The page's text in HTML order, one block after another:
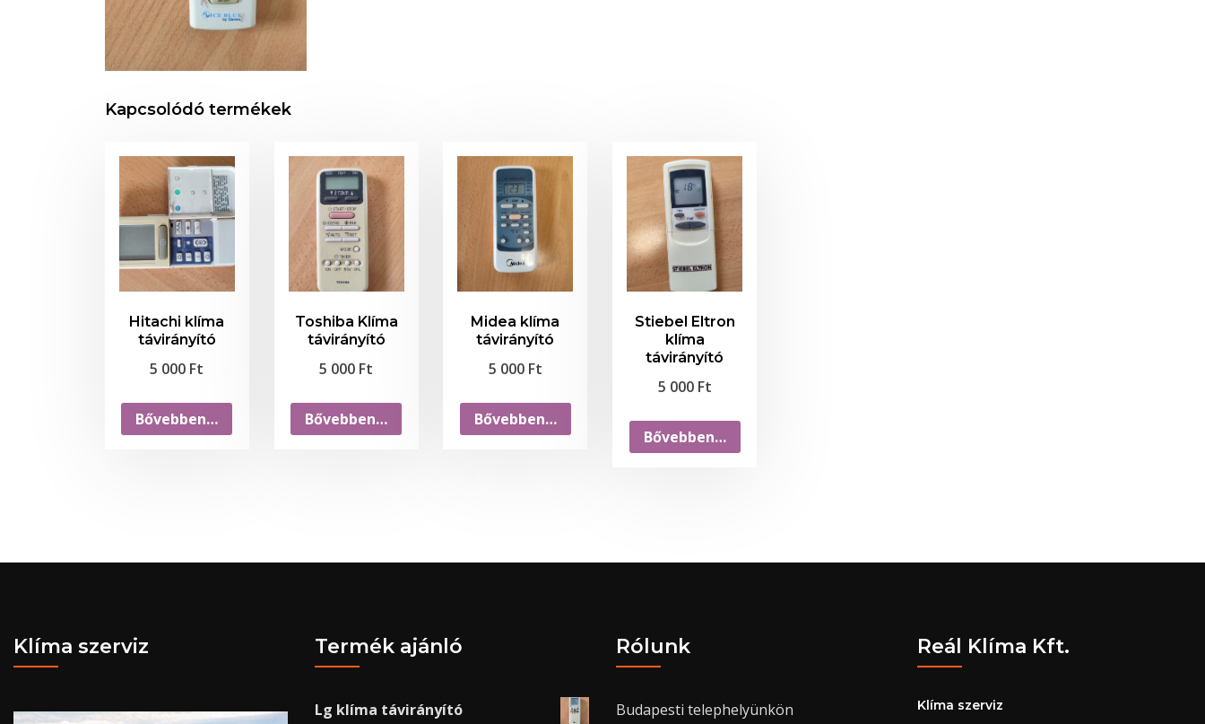
Kapcsolódó termékek
Hitachi klíma
távirányító
5 000 Ft
Bővebben…
Toshiba Klíma
távirányító
5 000 Ft
Bővebben…
Midea klíma
távirányító
5 000 Ft
Bővebben…
Stiebel Eltron
klíma
távirányító
5 000 Ft
Bővebben…
Klíma szerviz Termék ajánló
Lg klíma távirányító
Rólunk
Budapesti telephelyünkön
Reál Klíma Kft.
Klíma szerviz